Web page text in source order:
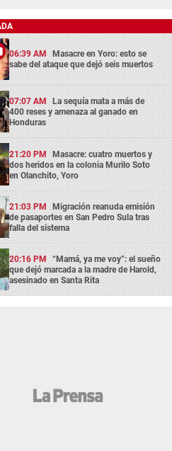
06:39 AM Masacre en Yoro: esto se
sabe del ataque que dejó seis muertos
07:07 AM La sequía mata a más de
400 reses y amenaza al ganado en
Honduras
21:20 PM Masacre: cuatro muertos y
dos heridos en la colonia Murilo Soto
en Olanchito, Yoro
21:03 PM Migración reanuda emisión
de pasaportes en San Pedro Sula tras
falla del sistema
20:16 PM “Mamá, ya me voy”: el sueño
que dejó marcada a la madre de Harold,
asesinado en Santa Rita